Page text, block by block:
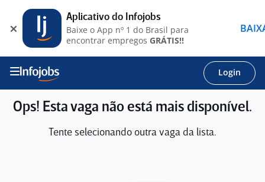
Login
Ops! Esta vaga não está mais disponível.
Tente selecionando outra vaga da lista.
Aplicativo do Infojobs
Baixe o App nº 1 do Brasil para
encontrar empregos GRÁTIS!!